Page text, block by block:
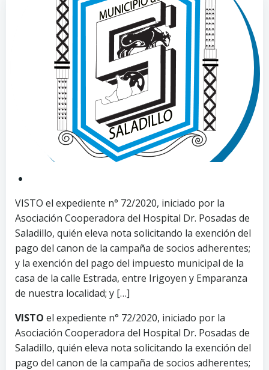
VISTO el expediente n° 72/2020, iniciado por la
Asociación Cooperadora del Hospital Dr. Posadas de
Saladillo, quién eleva nota solicitando la exención del
pago del canon de la campaña de socios adherentes;
y la exención del pago del impuesto municipal de la
casa de la calle Estrada, entre Irigoyen y Emparanza
de nuestra localidad; y […]
VISTO el expediente n° 72/2020, iniciado por la
Asociación Cooperadora del Hospital Dr. Posadas de
Saladillo, quién eleva nota solicitando la exención del
pago del canon de la campaña de socios adherentes;